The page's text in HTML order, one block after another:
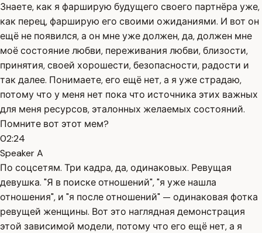
Знаете, как я фарширую будущего своего партнёра уже,
как перец, фарширую его своими ожиданиями. И вот он
ещё не появился, а он мне уже должен, да, должен мне
моё состояние любви, переживания любви, близости,
принятия, своей хорошести, безопасности, радости и
так далее. Понимаете, его ещё нет, а я уже страдаю,
потому что у меня нет пока что источника этих важных
для меня ресурсов, эталонных желаемых состояний.
Помните вот этот мем?
02:24
Speaker A
По соцсетям. Три кадра, да, одинаковых. Ревущая
девушка. "Я в поиске отношений", "я уже нашла
отношения", и "я после отношений" — одинаковая фотка
ревущей женщины. Вот это наглядная демонстрация
этой зависимой модели, потому что его ещё нет, а я